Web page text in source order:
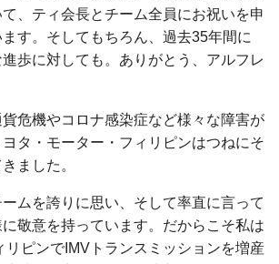
、ティ会長とチーム全員にお祝いを申
す。そしてもちろん、過去35年間に
歩に対しても。ありがとう、アルフレ
危機やコロナ感染症など様々な障害が
タ・モーター・フィリピンはつねにそ
ました。
ムを誇りに思い、そして率直に言って
敬意を持っています。だからこそ私は
リピンでIMVトランスミッションを増産